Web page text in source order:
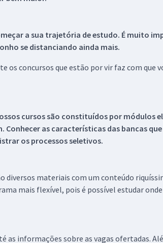
a sua trajetória de estudo. É muito
se distanciando ainda mais.
os concursos que estão por vir faz com que
cursos são constituídos por módulos
as características das bancas
os processos seletivos.
diversos materiais com um conteúdo
mais flexível, pois é possível estudar onde
as informações sobre as vagas ofertadas.